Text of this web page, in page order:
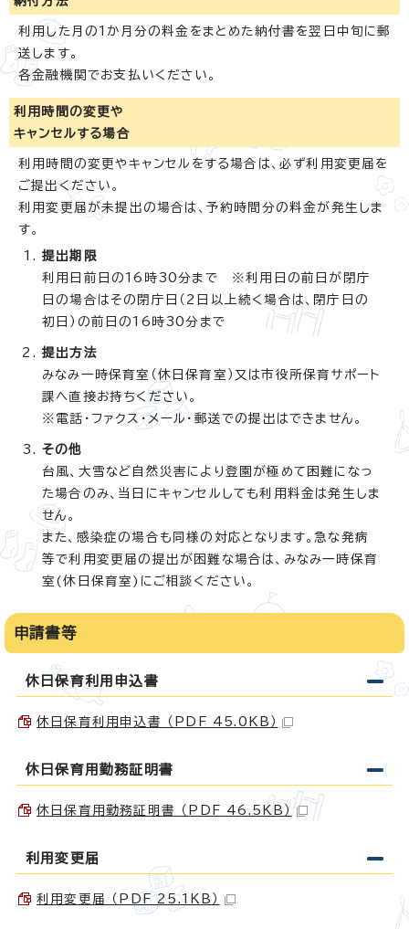
利用した月の1か月分の料金をまとめた納付書を翌日中旬に郵
送します。
各金融機関でお支払いください。
利用時間の変更や
キャンセルする場合
利用時間の変更やキャンセルをする場合は、必ず利用変更届を
ご提出ください。
利用変更届が未提出の場合は、予約時間分の料金が発生しま
す。
提出期限
利用日前日の16時30分まで ※利用日の前日が閉庁
日の場合はその閉庁日（2日以上続く場合は、閉庁日の
初日）の前日の16時30分まで
提出方法
みなみ一時保育室（休日保育室）又は市役所保育サポート
課へ直接お持ちください。
※電話・ファクス・メール・郵送での提出はできません。
その他
台風、大雪など自然災害により登園が極めて困難になっ
た場合のみ、当日にキャンセルしても利用料金は発生しま
せん。
また、感染症の場合も同様の対応となります。急な発病
等で利用変更届の提出が困難な場合は、みなみ一時保育
室(休日保育室)にご相談ください。
申請書等
休日保育利用申込書
休日保育利用申込書 （PDF 45.0KB）
休日保育用勤務証明書
休日保育用勤務証明書 （PDF 46.5KB）
利用変更届
利用変更届 （PDF 25.1KB）